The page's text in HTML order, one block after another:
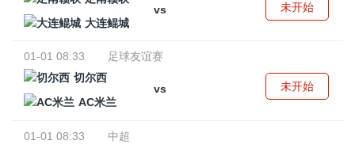
vs
大连鲲城
未开始
01-01 08:33
足球友谊赛
切尔西
vs
AC米兰
未开始
01-01 08:33
中超